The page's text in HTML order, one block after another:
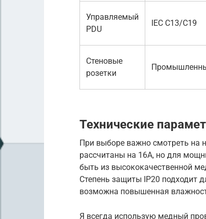
Управляемый
PDU
IEC C13/C19
Стеновые
розетки
Технические
При выборе важно смотреть на
рассчитаны на 16А, но для
быть из высококачественной
Степень защиты IP20 подходит
возможна повышенная
Я всегда использую медный